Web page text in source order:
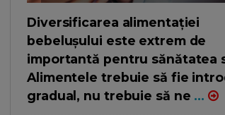
Diversificarea alimentației
bebelușului este extrem de
importantă pentru sănătatea
Alimentele trebuie să fie
gradual, nu trebuie să ne ...